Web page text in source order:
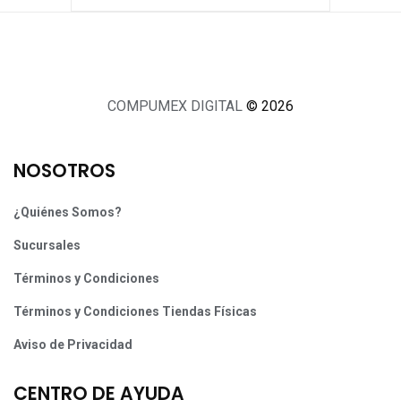
COMPUMEX DIGITAL © 2026
NOSOTROS
¿Quiénes Somos?
Sucursales
Términos y Condiciones
Términos y Condiciones Tiendas Físicas
Aviso de Privacidad
CENTRO DE AYUDA